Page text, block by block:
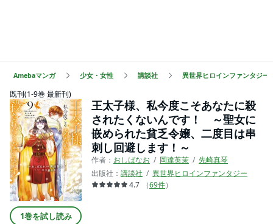
Amebaマンガ 少女・女性 講談社 異世界ヒロインファンタジー
既刊(1-9巻 最新刊)
1巻を試し読み
王太子様、私今度こそあなたに殺
されたくないんです！ ～聖女に
嵌められた貧乏令嬢、二度目は串
刺し回避します！～
作者： おしばなお 岡達英茉
先崎真琴
出版社： 講談社
異世界ヒロインファンタジー
4.7
（69件）